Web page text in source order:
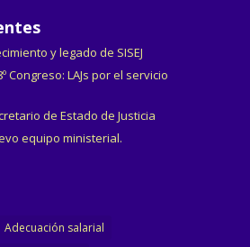
y legado de SISEJ
Congreso: LAJs por el servicio
de Estado de Justicia
equipo ministerial.
Adecuación salarial